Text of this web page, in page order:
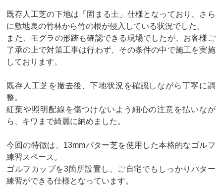
既存人工芝の下地は「固まる土」仕様となっており、さら
に敷地裏の竹林から竹の根が侵入している状況でした。
また、モグラの形跡も確認できる現場でしたが、お客様ご
了承の上で対策工事は行わず、その条件の中で施工を実施
しております。
既存人工芝を撤去後、下地状況を確認しながら丁寧に調
整。
紅葉や照明配線を傷つけないよう細心の注意を払いなが
ら、キワまで綺麗に納めました。
今回の特徴は、13mmパター芝を使用した本格的なゴルフ
練習スペース。
ゴルフカップを3箇所設置し、ご自宅でもしっかりパター
練習ができる仕様となっています。